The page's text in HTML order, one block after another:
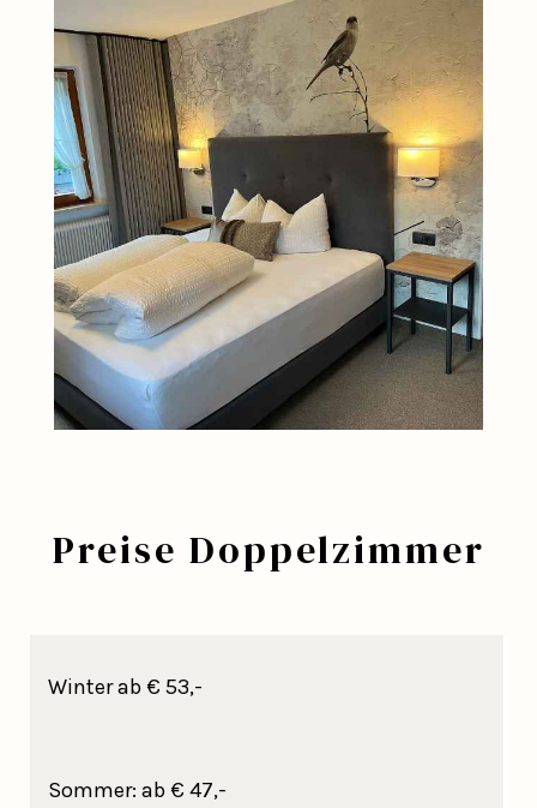
Preise Doppelzimmer
Winter ab € 53,-
Sommer: ab € 47,-